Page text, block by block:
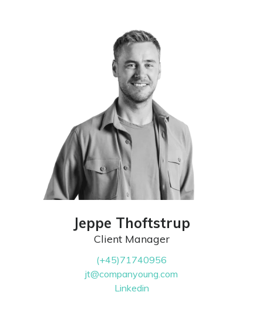
Jeppe Thoftstrup
Client Manager
(+45)71740956
jt@companyoung.com
Linkedin